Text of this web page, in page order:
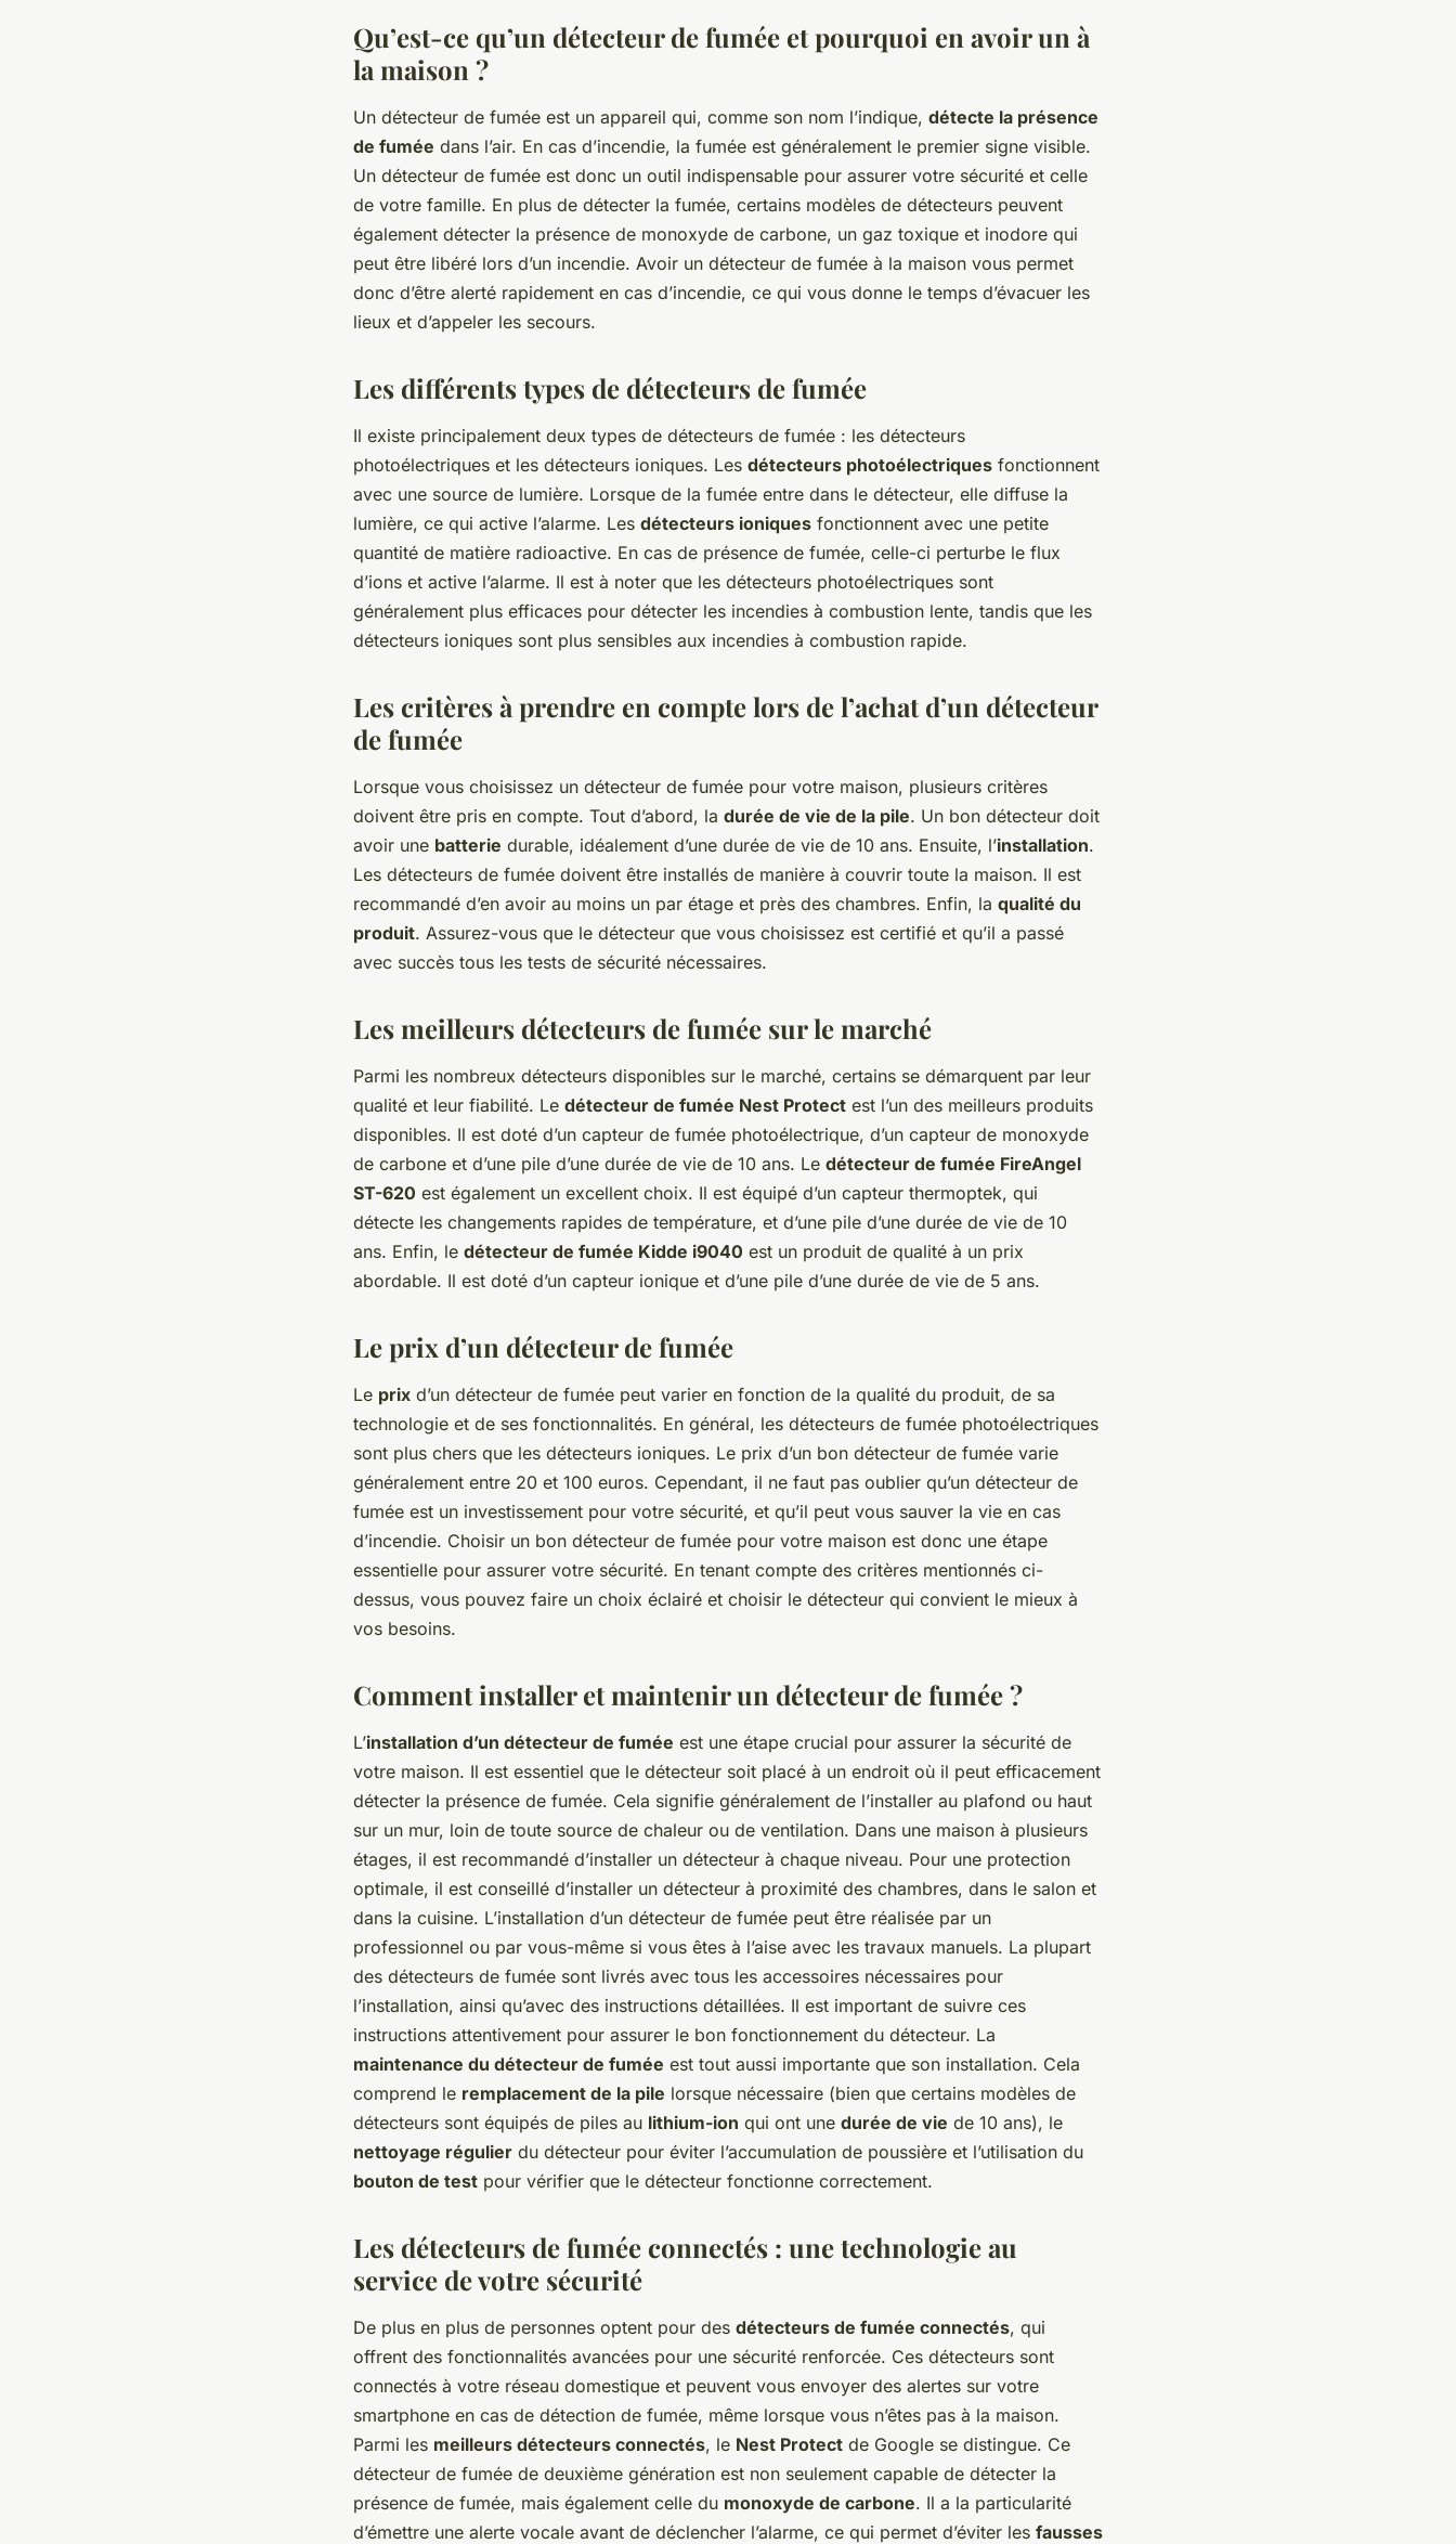
Qu’est-ce qu’un détecteur de fumée et pourquoi en avoir un à
la maison ?
Un détecteur de fumée est un appareil qui, comme son nom l’indique, détecte la présence
de fumée dans l’air. En cas d’incendie, la fumée est généralement le premier signe visible.
Un détecteur de fumée est donc un outil indispensable pour assurer votre sécurité et celle
de votre famille. En plus de détecter la fumée, certains modèles de détecteurs peuvent
également détecter la présence de monoxyde de carbone, un gaz toxique et inodore qui
peut être libéré lors d’un incendie. Avoir un détecteur de fumée à la maison vous permet
donc d’être alerté rapidement en cas d’incendie, ce qui vous donne le temps d’évacuer les
lieux et d’appeler les secours.
Les différents types de détecteurs de fumée
Il existe principalement deux types de détecteurs de fumée : les détecteurs
photoélectriques et les détecteurs ioniques. Les détecteurs photoélectriques fonctionnent
avec une source de lumière. Lorsque de la fumée entre dans le détecteur, elle diffuse la
lumière, ce qui active l’alarme. Les détecteurs ioniques fonctionnent avec une petite
quantité de matière radioactive. En cas de présence de fumée, celle-ci perturbe le flux
d’ions et active l’alarme. Il est à noter que les détecteurs photoélectriques sont
généralement plus efficaces pour détecter les incendies à combustion lente, tandis que les
détecteurs ioniques sont plus sensibles aux incendies à combustion rapide.
Les critères à prendre en compte lors de l’achat d’un détecteur
de fumée
Lorsque vous choisissez un détecteur de fumée pour votre maison, plusieurs critères
doivent être pris en compte. Tout d’abord, la durée de vie de la pile. Un bon détecteur doit
avoir une batterie durable, idéalement d’une durée de vie de 10 ans. Ensuite, l’installation.
Les détecteurs de fumée doivent être installés de manière à couvrir toute la maison. Il est
recommandé d’en avoir au moins un par étage et près des chambres. Enfin, la qualité du
produit. Assurez-vous que le détecteur que vous choisissez est certifié et qu’il a passé
avec succès tous les tests de sécurité nécessaires.
Les meilleurs détecteurs de fumée sur le marché
Parmi les nombreux détecteurs disponibles sur le marché, certains se démarquent par leur
qualité et leur fiabilité. Le détecteur de fumée Nest Protect est l’un des meilleurs produits
disponibles. Il est doté d’un capteur de fumée photoélectrique, d’un capteur de monoxyde
de carbone et d’une pile d’une durée de vie de 10 ans. Le détecteur de fumée FireAngel
ST-620 est également un excellent choix. Il est équipé d’un capteur thermoptek, qui
détecte les changements rapides de température, et d’une pile d’une durée de vie de 10
ans. Enfin, le détecteur de fumée Kidde i9040 est un produit de qualité à un prix
abordable. Il est doté d’un capteur ionique et d’une pile d’une durée de vie de 5 ans.
Le prix d’un détecteur de fumée
Le prix d’un détecteur de fumée peut varier en fonction de la qualité du produit, de sa
technologie et de ses fonctionnalités. En général, les détecteurs de fumée photoélectriques
sont plus chers que les détecteurs ioniques. Le prix d’un bon détecteur de fumée varie
généralement entre 20 et 100 euros. Cependant, il ne faut pas oublier qu’un détecteur de
fumée est un investissement pour votre sécurité, et qu’il peut vous sauver la vie en cas
d’incendie. Choisir un bon détecteur de fumée pour votre maison est donc une étape
essentielle pour assurer votre sécurité. En tenant compte des critères mentionnés ci-
dessus, vous pouvez faire un choix éclairé et choisir le détecteur qui convient le mieux à
vos besoins.
Comment installer et maintenir un détecteur de fumée ?
L’installation d’un détecteur de fumée est une étape crucial pour assurer la sécurité de
votre maison. Il est essentiel que le détecteur soit placé à un endroit où il peut efficacement
détecter la présence de fumée. Cela signifie généralement de l’installer au plafond ou haut
sur un mur, loin de toute source de chaleur ou de ventilation. Dans une maison à plusieurs
étages, il est recommandé d’installer un détecteur à chaque niveau. Pour une protection
optimale, il est conseillé d’installer un détecteur à proximité des chambres, dans le salon et
dans la cuisine. L’installation d’un détecteur de fumée peut être réalisée par un
professionnel ou par vous-même si vous êtes à l’aise avec les travaux manuels. La plupart
des détecteurs de fumée sont livrés avec tous les accessoires nécessaires pour
l’installation, ainsi qu’avec des instructions détaillées. Il est important de suivre ces
instructions attentivement pour assurer le bon fonctionnement du détecteur. La
maintenance du détecteur de fumée est tout aussi importante que son installation. Cela
comprend le remplacement de la pile lorsque nécessaire (bien que certains modèles de
détecteurs sont équipés de piles au lithium-ion qui ont une durée de vie de 10 ans), le
nettoyage régulier du détecteur pour éviter l’accumulation de poussière et l’utilisation du
bouton de test pour vérifier que le détecteur fonctionne correctement.
Les détecteurs de fumée connectés : une technologie au
service de votre sécurité
De plus en plus de personnes optent pour des détecteurs de fumée connectés, qui
offrent des fonctionnalités avancées pour une sécurité renforcée. Ces détecteurs sont
connectés à votre réseau domestique et peuvent vous envoyer des alertes sur votre
smartphone en cas de détection de fumée, même lorsque vous n’êtes pas à la maison.
Parmi les meilleurs détecteurs connectés, le Nest Protect de Google se distingue. Ce
détecteur de fumée de deuxième génération est non seulement capable de détecter la
présence de fumée, mais également celle du monoxyde de carbone. Il a la particularité
d’émettre une alerte vocale avant de déclencher l’alarme, ce qui permet d’éviter les fausses